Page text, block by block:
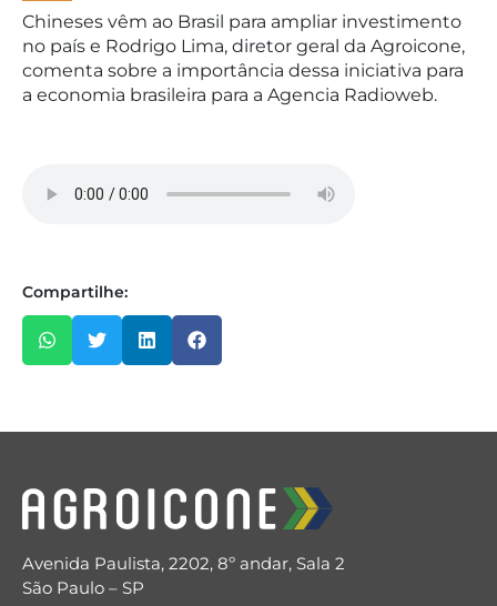
Chineses vêm ao Brasil para ampliar investimento
no país e Rodrigo Lima, diretor geral da Agroicone,
comenta sobre a importância dessa iniciativa para
a economia brasileira para a Agencia Radioweb.
Compartilhe:
Avenida Paulista, 2202, 8º andar, Sala 2
São Paulo – SP